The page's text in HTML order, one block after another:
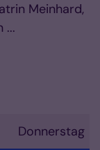
Meinhard,
...
Donnerstag